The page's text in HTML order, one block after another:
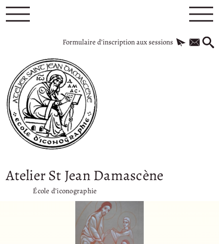
Formulaire d’inscription aux sessions
Atelier St Jean Damascène
École d’iconographie